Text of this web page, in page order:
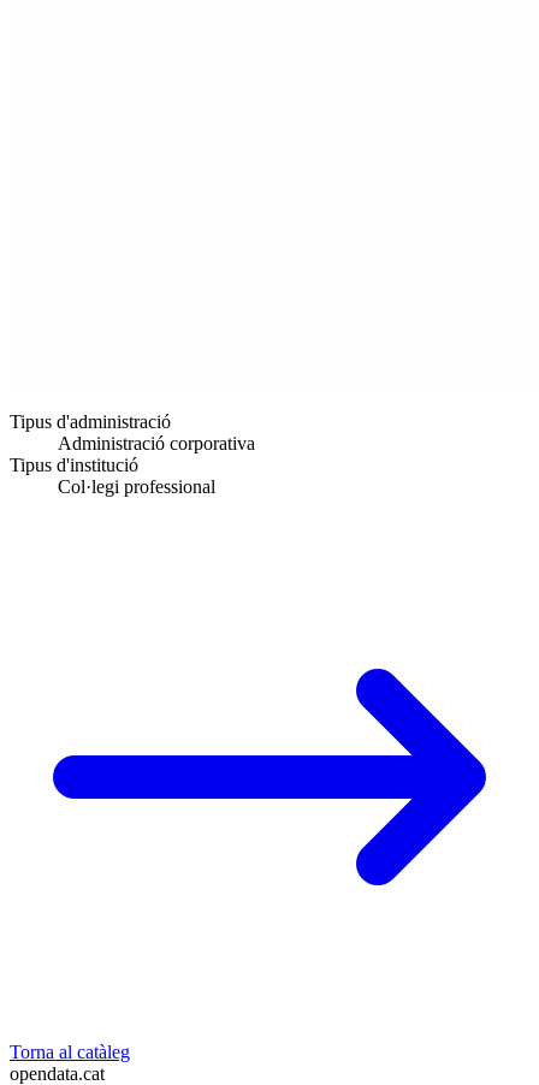
Tipus d'administració
Administració corporativa
Tipus d'institució
Col·legi professional
Torna al catàleg
opendata.cat